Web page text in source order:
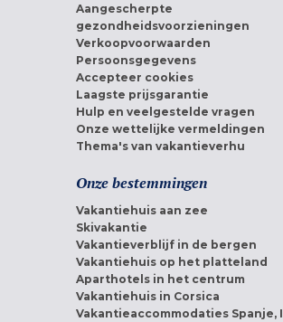
Aangescherpte
gezondheidsvoorzieningen
Verkoopvoorwaarden
Persoonsgegevens
Accepteer cookies
Laagste prijsgarantie
Hulp en veelgestelde vragen
Onze wettelijke vermeldingen
Thema's van vakantieverhu
Onze bestemmingen
Vakantiehuis aan zee
Skivakantie
Vakantieverblijf in de bergen
Vakantiehuis op het platteland
Aparthotels in het centrum
Vakantiehuis in Corsica
Vakantieaccommodaties Spanje,